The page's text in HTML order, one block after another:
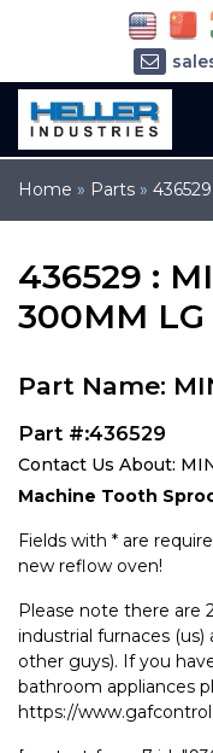
Home » Parts » 436529
436529 :
300MM LG
Part Name:
Part #:436529
Contact Us About:
Machine Tooth
Fields with * are
new reflow oven!
Please note there are
industrial furnaces
other guys). If you
bathroom appliances
https://